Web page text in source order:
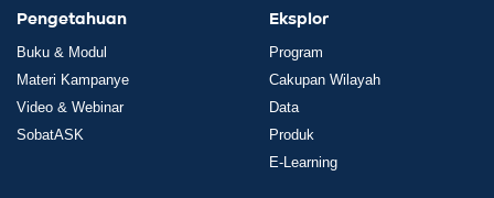
Pengetahuan
Buku & Modul
Materi Kampanye
Video & Webinar
SobatASK
Eksplor
Program
Cakupan Wilayah
Data
Produk
E-Learning